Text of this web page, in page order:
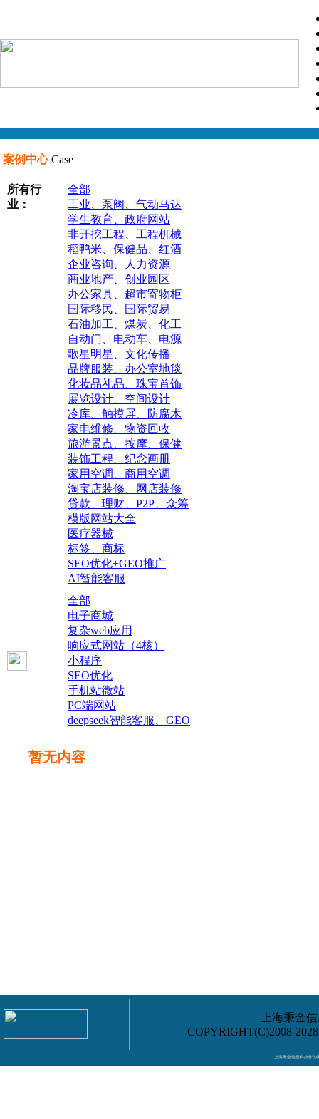
案例中心Case
所有行
业：
全部
工业、泵阀、气动马达
学生教育、政府网站
非开挖工程、工程机械
稻鸭米、保健品、红酒
企业咨询、人力资源
商业地产、创业园区
办公家具、超市寄物柜
国际移民、国际贸易
石油加工、煤炭、化工
自动门、电动车、电源
歌星明星、文化传播
品牌服装、办公室地毯
化妆品礼品、珠宝首饰
展览设计、空间设计
冷库、触摸屏、防腐木
家电维修、物资回收
旅游景点、按摩、保健
装饰工程、纪念画册
家用空调、商用空调
淘宝店装修、网店装修
贷款、理财、P2P、众筹
模版网站大全
医疗器械
标签、商标
SEO优化+GEO推广
AI智能客服
全部
电子商城
复杂web应用
响应式网站（4核）
小程序
SEO优化
手机站微站
PC端网站
deepseek智能客服、GEO
暂无内容
上海秉金
COPYRIGHT(C)2008-
上海秉金信息科技作